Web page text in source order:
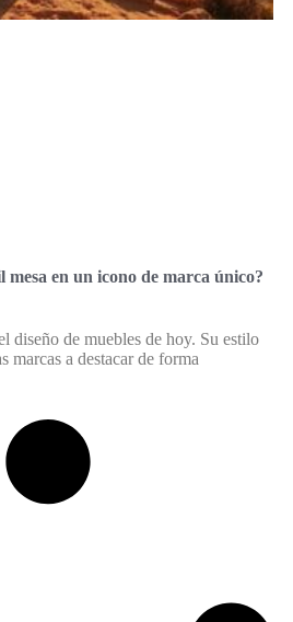
en un icono de marca único?
diseño de muebles de hoy. Su estilo
marcas a destacar de forma